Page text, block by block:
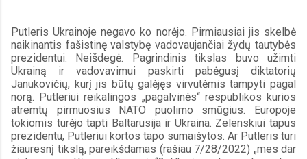
Putleris Ukrainoje negavo ko norėjo. Pirmiausiai jis skelbė
naikinantis fašistinę valstybę vadovaujančiai žydų tautybės
prezidentui. Neišdegė. Pagrindinis tikslas buvo užimti
Ukrainą ir vadovavimui paskirti pabėgusį diktatorių
Janukovičių, kurį jis būtų galėjęs virvutėmis tampyti pagal
norą. Putleriui reikalingos „pagalvinės“ respublikos kurios
atremtų pirmuosius NATO puolimo smūgius. Europoje
tokiomis turėjo tapti Baltarusija ir Ukraina. Zelenskiui tapus
prezidentu, Putleriui kortos tapo sumaišytos. Ar Putleris turi
žiauresnį tikslą, pareikšdamas (rašiau 7/28/2022) „mes dar